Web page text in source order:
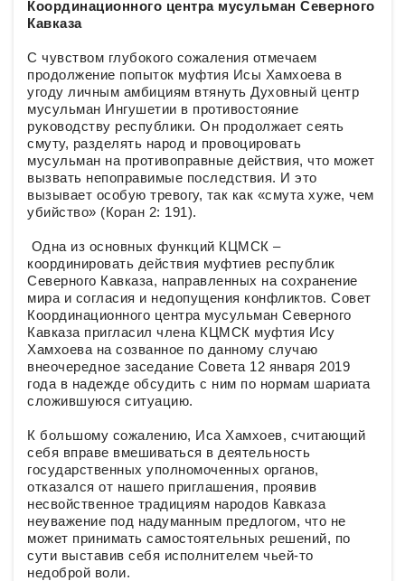
Координационного центра мусульман Северного
Кавказа
С чувством глубокого сожаления отмечаем
продолжение попыток муфтия Исы Хамхоева в
угоду личным амбициям втянуть Духовный центр
мусульман Ингушетии в противостояние
руководству республики. Он продолжает сеять
смуту, разделять народ и провоцировать
мусульман на противоправные действия, что может
вызвать непоправимые последствия. И это
вызывает особую тревогу, так как «смута хуже, чем
убийство» (Коран 2: 191).
Одна из основных функций КЦМСК –
координировать действия муфтиев республик
Северного Кавказа, направленных на сохранение
мира и согласия и недопущения конфликтов. Совет
Координационного центра мусульман Северного
Кавказа пригласил члена КЦМСК муфтия Ису
Хамхоева на созванное по данному случаю
внеочередное заседание Совета 12 января 2019
года в надежде обсудить с ним по нормам шариата
сложившуюся ситуацию.
К большому сожалению, Иса Хамхоев, считающий
себя вправе вмешиваться в деятельность
государственных уполномоченных органов,
отказался от нашего приглашения, проявив
несвойственное традициям народов Кавказа
неуважение под надуманным предлогом, что не
может принимать самостоятельных решений, по
сути выставив себя исполнителем чьей-то
недоброй воли.